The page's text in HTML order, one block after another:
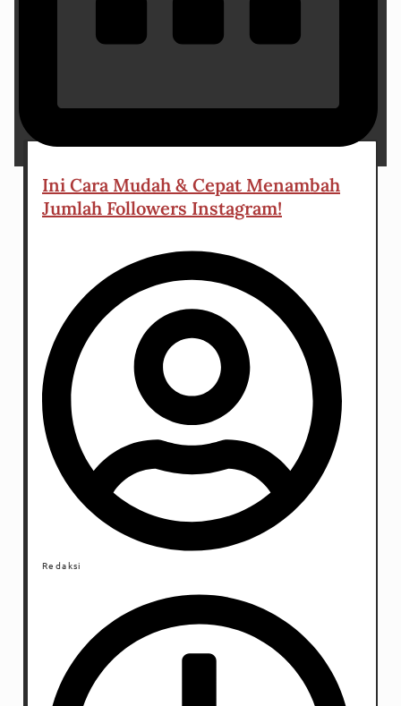
Ini Cara Mudah & Cepat Menambah
Jumlah Followers Instagram!
Redaksi